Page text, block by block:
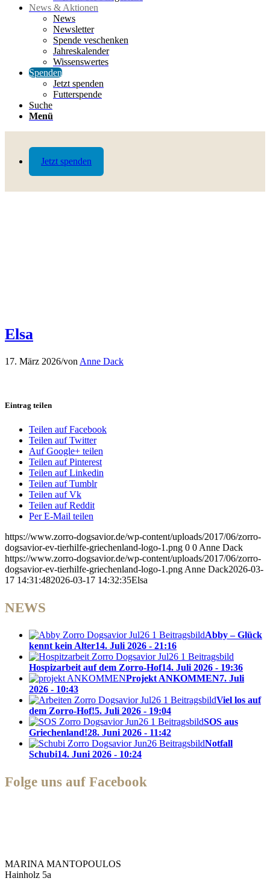
Jetzt spenden
News & Aktionen
News
Newsletter
Spende veschenken
Jahreskalender
Wissenswertes
Spenden
Jetzt spenden
Futterspende
Suche
Menü
Elsa
17. März 2026/von Anne Dack
Eintrag teilen
Teilen auf Facebook
Teilen auf Twitter
Auf Google+ teilen
Teilen auf Pinterest
Teilen auf Linkedin
Teilen auf Tumblr
Teilen auf Vk
Teilen auf Reddit
Per E-Mail teilen
https://www.zorro-dogsavior.de/wp-content/uploads/2017/06/zorro-
dogsavior-ev-tierhilfe-griechenland-logo-1.png 0 0 Anne Dack
https://www.zorro-dogsavior.de/wp-content/uploads/2017/06/zorro-
dogsavior-ev-tierhilfe-griechenland-logo-1.png Anne Dack2026-03-
17 14:31:482026-03-17 14:32:35Elsa
NEWS
Abby – Glück
kennt kein Alter14. Juli 2026 - 21:16
Hospizarbeit auf dem Zorro-Hof14. Juli 2026 - 19:36
Projekt ANKOMMEN7. Juli
2026 - 10:43
Viel los auf
dem Zorro-Hof!5. Juli 2026 - 19:04
SOS aus
Griechenland!28. Juni 2026 - 11:42
Notfall
Schubi14. Juni 2026 - 10:24
Folge uns auf Facebook
MARINA MANTOPOULOS
Hainholz 5a